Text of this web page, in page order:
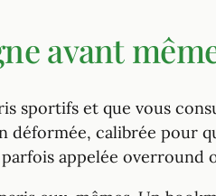
avant
sportifs et que vous
déformée, calibrée pour
appelée overround